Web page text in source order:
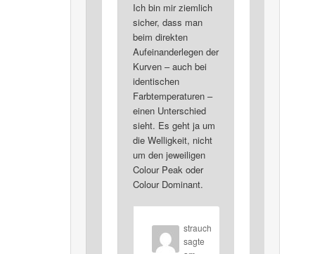
Ich bin mir ziemlich
sicher, dass man
beim direkten
Aufeinanderlegen der
Kurven – auch bei
identischen
Farbtemperaturen –
einen Unterschied
sieht. Es geht ja um
die Welligkeit, nicht
um den jeweiligen
Colour Peak oder
Colour Dominant.
strauch
sagte